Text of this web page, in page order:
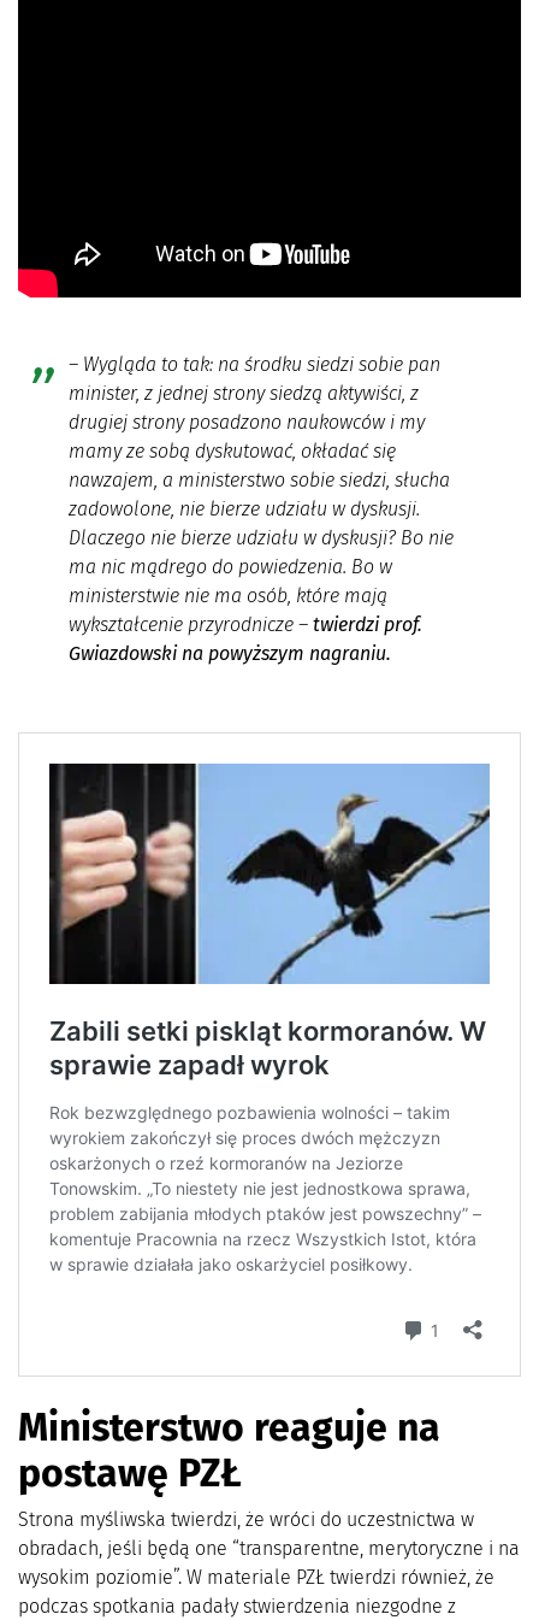
– Wygląda to tak: na środku siedzi sobie pan
minister, z jednej strony siedzą aktywiści, z
drugiej strony posadzono naukowców i my
mamy ze sobą dyskutować, okładać się
nawzajem, a ministerstwo sobie siedzi, słucha
zadowolone, nie bierze udziału w dyskusji.
Dlaczego nie bierze udziału w dyskusji? Bo nie
ma nic mądrego do powiedzenia. Bo w
ministerstwie nie ma osób, które mają
wykształcenie przyrodnicze – twierdzi prof.
Gwiazdowski na powyższym nagraniu.
Ministerstwo reaguje na
postawę PZŁ
Strona myśliwska twierdzi, że wróci do uczestnictwa w
obradach, jeśli będą one “transparentne, merytoryczne i na
wysokim poziomie”. W materiale PZŁ twierdzi również, że
podczas spotkania padały stwierdzenia niezgodne z